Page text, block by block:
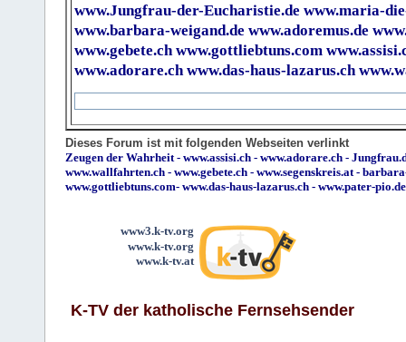
www.Jungfrau-der-Eucharistie.de www.maria-
www.barbara-weigand.de www.adoremus.de
www.gebete.ch www.gottliebtuns.com
www.adorare.ch www.das-haus-lazarus.ch
Dieses Forum ist mit folgenden Webseiten verlinkt
Zeugen der Wahrheit - www.assisi.ch - www.adorare.ch -
www.wallfahrten.ch - www.gebete.ch - www.segenskreis.at -
www.gottliebtuns.com- www.das-haus-lazarus.ch - www.pater-pio.de
www3.k-tv.org
www.k-tv.org
www.k-tv.at
K-TV der katholische Fernsehsender